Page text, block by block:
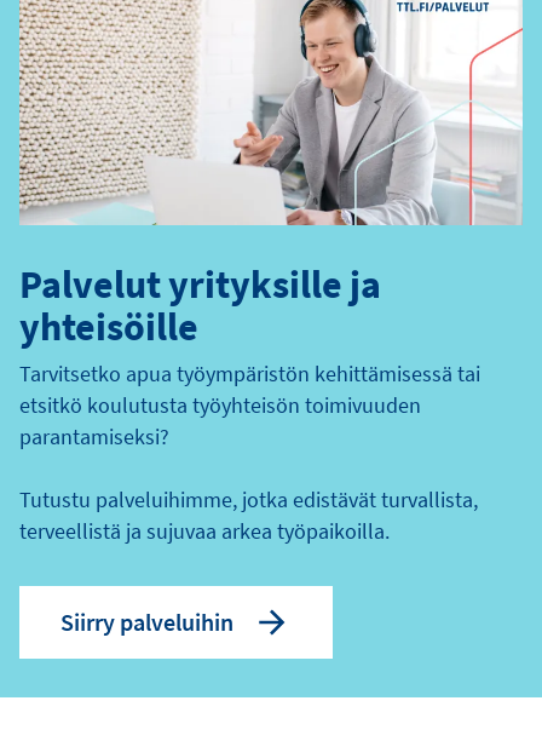
Palvelut yrityksille ja
yhteisöille
Tarvitsetko apua työympäristön kehittämisessä tai
etsitkö koulutusta työyhteisön toimivuuden
parantamiseksi?
Tutustu palveluihimme, jotka edistävät turvallista,
terveellistä ja sujuvaa arkea työpaikoilla.
Siirry palveluihin